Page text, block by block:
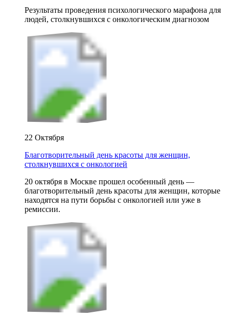
Результаты проведения психологического марафона для
людей, столкнувшихся с онкологическим диагнозом
22 Октября
Благотворительный день красоты для женщин,
столкнувшихся с онкологией
20 октября в Москве прошел особенный день —
благотворительный день красоты для женщин, которые
находятся на пути борьбы с онкологией или уже в
ремиссии.